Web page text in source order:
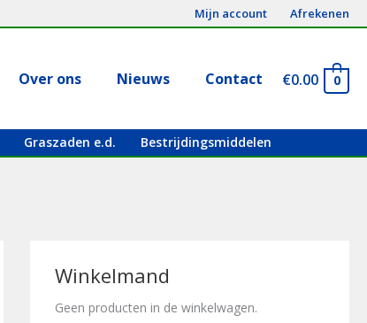
Mijn account Afrekenen
Over ons Nieuws Contact €0.00 0
Graszaden e.d. Bestrijdingsmiddelen
Winkelmand
Geen producten in de winkelwagen.